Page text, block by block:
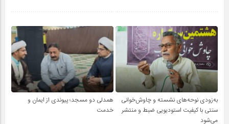
به‌زودی نوحه‌های نشسته و چاوش‌خوانی
سنتی با کیفیت استودیویی ضبط و منتشر
می‌شود
همدلی دو مسجد؛ پیوندی از ایمان و
خدمت